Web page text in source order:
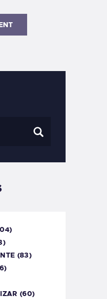
(83)
(60)